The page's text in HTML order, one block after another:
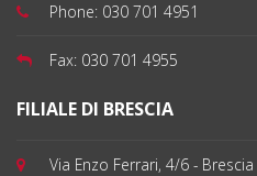
Phone: 030 701 4951
Fax: 030 701 4955
FILIALE DI BRESCIA
Via Enzo Ferrari, 4/6 - Brescia